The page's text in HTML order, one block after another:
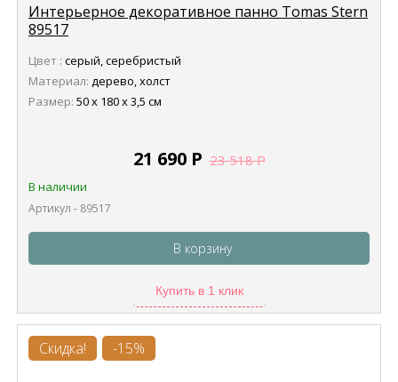
Интерьерное декоративное панно Tomas Stern
89517
Цвет : серый, серебристый
Материал: дерево, холст
Размер: 50 x 180 x 3,5 см
21 690 Р 23 518Р
В наличии
Артикул - 89517
В корзину
Купить в 1 клик
Скидка! -15%